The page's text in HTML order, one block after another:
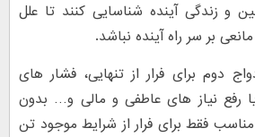
و زندگی آینده شناسایی کنند تا علل
بر سر راه آینده نباشد.
دوم برای فرار از تنهایی، فشار های
رفع نیاز های عاطفی و مالی و… بدون
فقط برای فرار از شرایط موجود تن